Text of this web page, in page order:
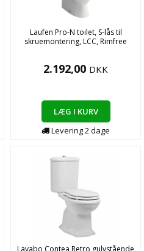
Laufen Pro-N toilet, S-lås til
skruemontering, LCC, Rimfree
2.192,00 DKK
LÆG I KURV
Levering2dage
Lavabo Contea Retro gulvstående